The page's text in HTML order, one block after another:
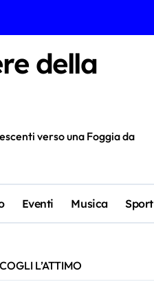
della
verso una Foggia da
Eventi Musica Sport
COGLI L’ATTIMO